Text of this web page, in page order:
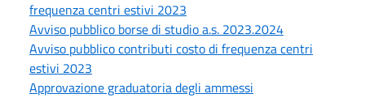
frequenza centri estivi 2023
Avviso pubblico borse di studio a.s. 2023.2024
Avviso pubblico contributi costo di frequenza centri
estivi 2023
Approvazione graduatoria degli ammessi